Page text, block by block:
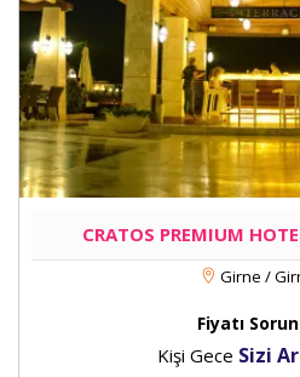
CRATOS PREMIUM
Girne /
Fiyatı
Kişi Gece Sizi